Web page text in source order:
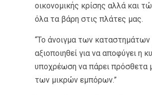
οικονομικής κρίσης αλλά και
όλα τα βάρη στις πλάτες μας.
“Το άνοιγμα των καταστημάτων
αξιοποιηθεί για να αποφύγει η
υποχρέωση να πάρει πρόσθετα
των μικρών εμπόρων.”